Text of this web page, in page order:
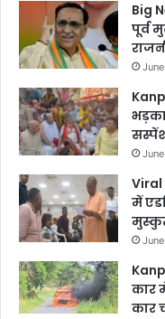
Big
पूर्व
Viral
में
कार
कार